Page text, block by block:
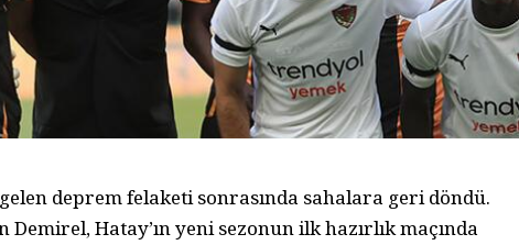
deprem felaketi sonrasında sahalara geri döndü.
Demirel, Hatay’ın yeni sezonun ilk hazırlık maçında